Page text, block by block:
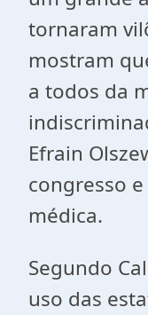
tornaram
mostram
a todos da
Efrain
congresso
médica.
Segundo
uso das